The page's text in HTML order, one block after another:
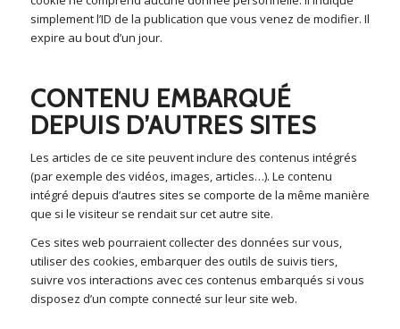
simplement l’ID de la publication que vous venez de modifier. Il
expire au bout d’un jour.
CONTENU EMBARQUÉ
DEPUIS D’AUTRES SITES
Les articles de ce site peuvent inclure des contenus intégrés
(par exemple des vidéos, images, articles…). Le contenu
intégré depuis d’autres sites se comporte de la même manière
que si le visiteur se rendait sur cet autre site.
Ces sites web pourraient collecter des données sur vous,
utiliser des cookies, embarquer des outils de suivis tiers,
suivre vos interactions avec ces contenus embarqués si vous
disposez d’un compte connecté sur leur site web.